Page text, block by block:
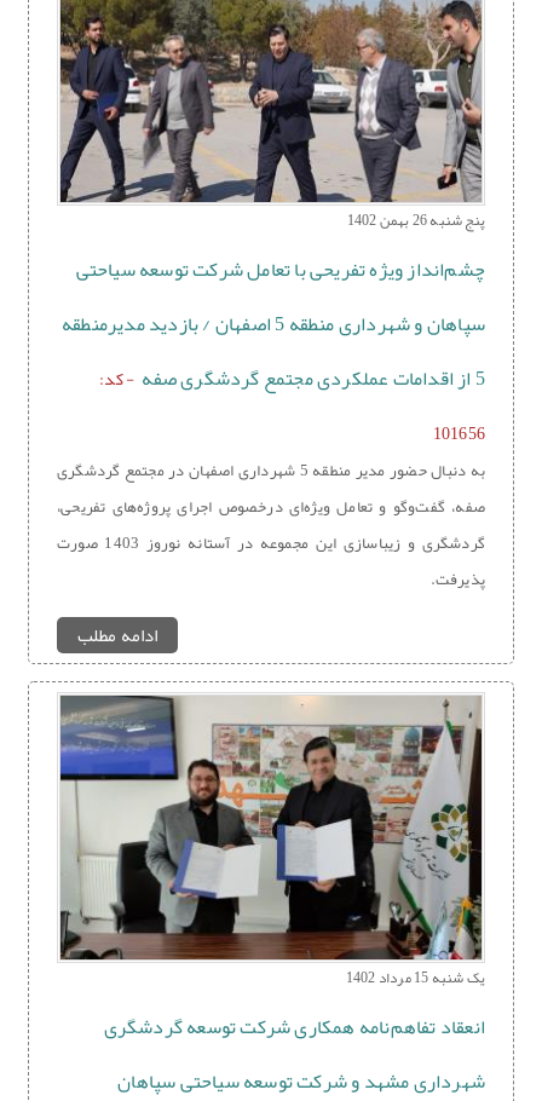
پنج شنبه 26 بهمن 1402
چشم‌انداز ویژه تفریحی با تعامل شرکت توسعه سیاحتی
سپاهان و شهرداری منطقه 5 اصفهان / بازدید مدیرمنطقه
- کد:
101656
به دنبال حضور مدیر منطقه 5 شهرداری اصفهان در مجتمع گردشگری
صفه، گفت‌وگو و تعامل ویژه‌ای درخصوص اجرای پروژه‌های تفریحی،
گردشگری و زیباسازی این مجموعه در آستانه نوروز 1403 صورت
پذیرفت.
ادامه مطلب
یک شنبه 15 مرداد 1402
انعقاد تفاهم‌نامه همکاری شرکت توسعه گردشگری
شهرداری مشهد و شرکت توسعه سیاحتی سپاهان